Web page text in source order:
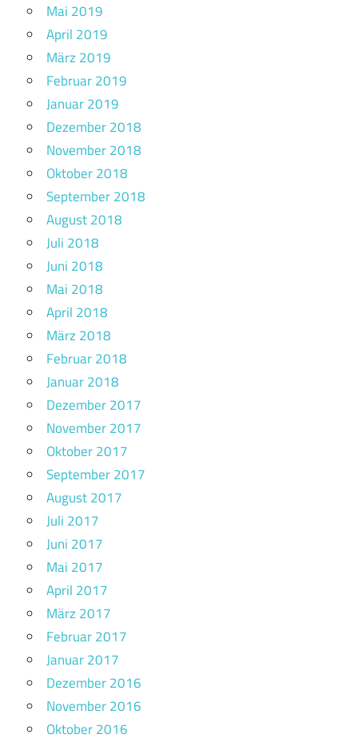
Mai 2019
April 2019
März 2019
Februar 2019
Januar 2019
Dezember 2018
November 2018
Oktober 2018
September 2018
August 2018
Juli 2018
Juni 2018
Mai 2018
April 2018
März 2018
Februar 2018
Januar 2018
Dezember 2017
November 2017
Oktober 2017
September 2017
August 2017
Juli 2017
Juni 2017
Mai 2017
April 2017
März 2017
Februar 2017
Januar 2017
Dezember 2016
November 2016
Oktober 2016